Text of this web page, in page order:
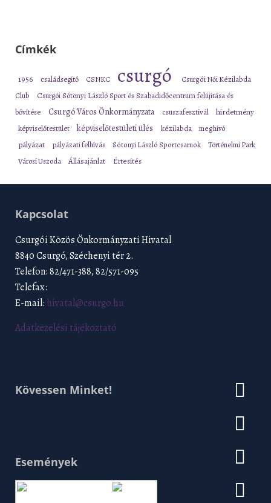
Címkék
1956 családsegítő CSNKC csurgó
Csurgói Női Kézilabda
Club
Csurgói Sótonyi László Sport és Szabadidőcentrum felújítása és
bővítése
Csurgó Város Önkormányzata csuszafesztivál hirdetmény
képviselőtestület képviselőtestületi ülés kézilabda meghívó
pályázat pályázati felhívás Sótonyi László Sportcsarnok
Történelmi Park
Városi Uszoda
Állásajánlat Értesítés
Kapcsolat
Csurgói Közös Önkormányzati Hivatal
8840 Csurgó, Széchenyi tér 2.
Telefon: 82/471-388, 82/571-095
Telefax:
E-mail: hivatal@csurgo.hu
Adatkezelési tájékoztató
Kövessen Minket!
Események